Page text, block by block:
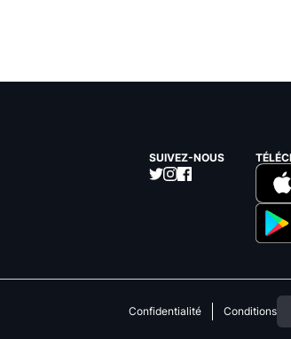
SUIVEZ-NOUS
Confidentialité Conditions